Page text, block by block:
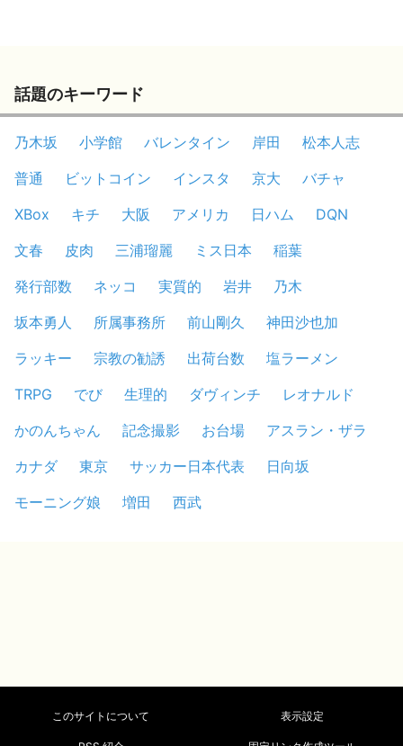
話題のキーワード
乃木坂 小学館 バレンタイン 岸田
松本人志
普通
ビットコイン インスタ 京大
バチャ
XBox
キチ 大阪 アメリカ 日ハム
DQN
文春
皮肉 三浦瑠麗 ミス日本
稲葉
発行部数
ネッコ 実質的 岩井
乃木
坂本勇人
所属事務所 前山剛久
神田沙也加
ラッキー
宗教の勧誘 出荷台数
塩ラーメン
TRPG
でび 生理的 ダヴィンチ
レオナルド
かのんちゃん
記念撮影 お台場
アスラン・ザラ
カナダ
東京 サッカー日本代表
日向坂
モーニング娘
増田 西武
このサイトについて 表示設定